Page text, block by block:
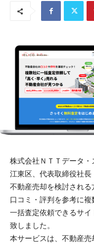
株式会社ＮＴＴデータ
江東区、代表取締役社長
不動産売却を検討され
口コミ・評判を参考に
一括査定依頼できるサ
致しました。
本サービスは、不動産